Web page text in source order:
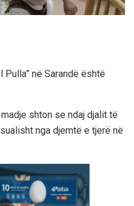
në Sarandë është
shton se ndaj djalit të
nga djemtë e tjerë në